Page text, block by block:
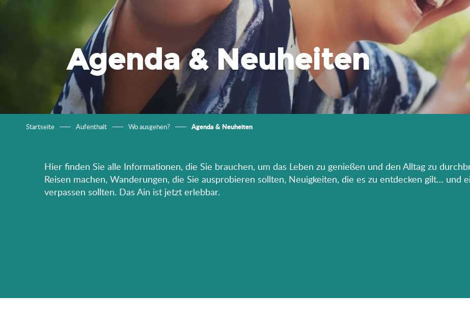
Agenda & Neuheiten
Startseite Aufenthalt Wo ausgehen? Agenda & Neuheiten
Hier finden Sie alle Informationen, die Sie brauchen, um das Leben zu genießen und den Alltag zu
Reisen machen, Wanderungen, die Sie ausprobieren sollten, Neuigkeiten, die es zu entdecken gilt… und
verpassen sollten. Das Ain ist jetzt erlebbar.